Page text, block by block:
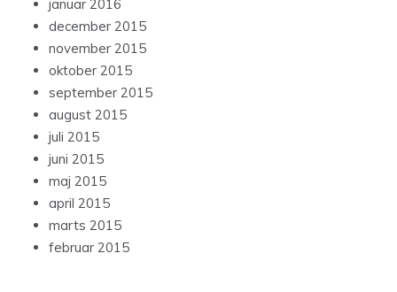
januar 2016
december 2015
november 2015
oktober 2015
september 2015
august 2015
juli 2015
juni 2015
maj 2015
april 2015
marts 2015
februar 2015